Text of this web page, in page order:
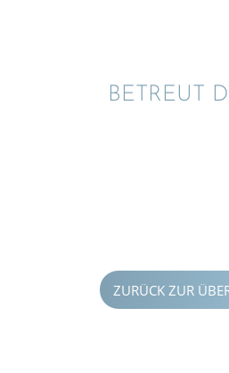
BETREUT
ZURÜCK ZUR